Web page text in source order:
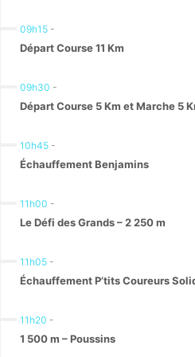
09h15 -
Départ Course 11 Km
09h30 -
Départ Course 5 Km et Marche 5
10h45 -
Échauffement Benjamins
11h00 -
Le Défi des Grands – 2 250 m
11h05 -
Échauffement P’tits Coureurs
11h20 -
1 500 m – Poussins